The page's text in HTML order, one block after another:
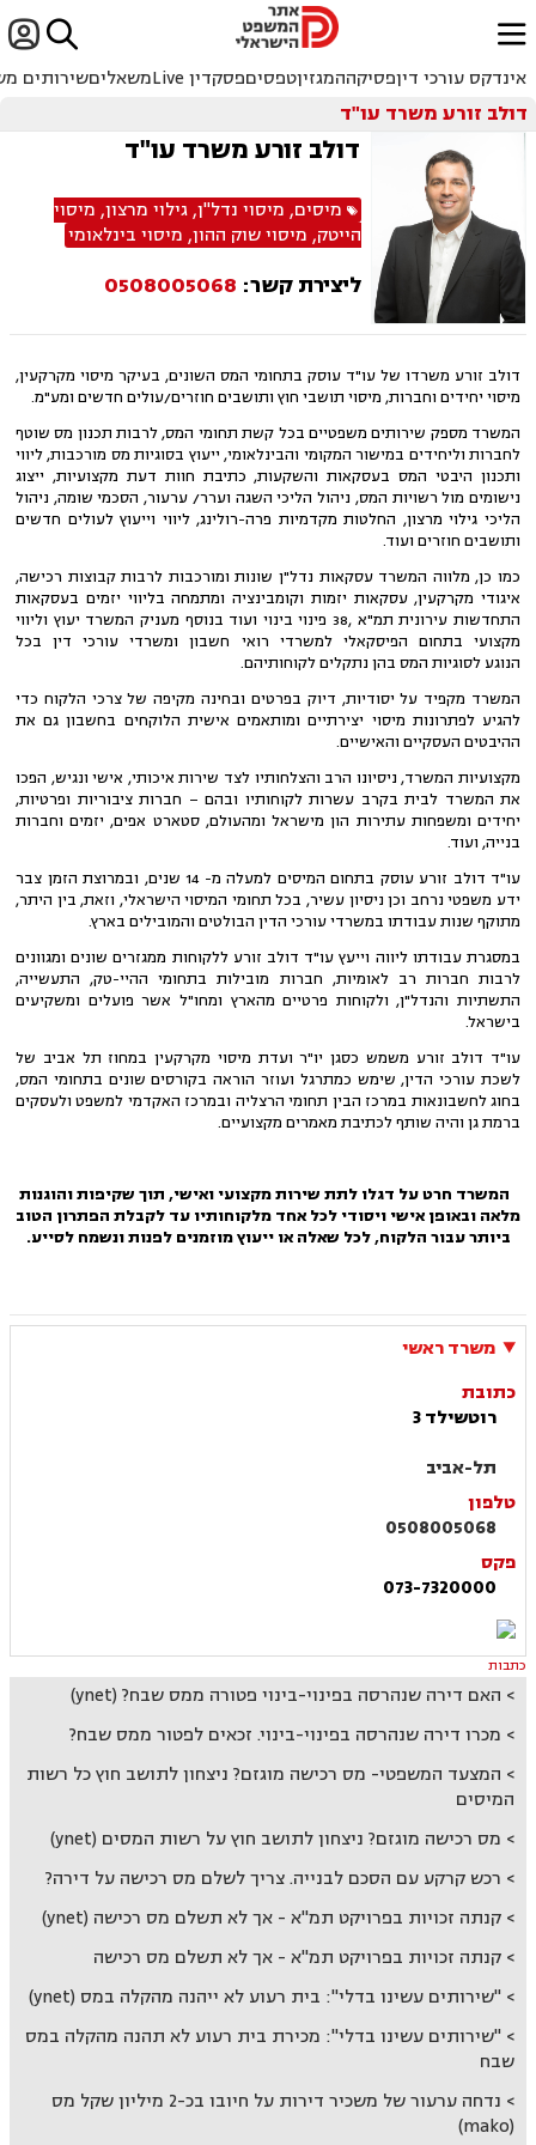

ﱐ
אינדקס עורכי דיןפסיקההמגזיןטפסיםפסקדין Live משאליםשירותים
דולב זורע משרד עו"ד
דולב זורע משרד עו"ד
מיסים, מיסוי נדל"ן,גילוי מרצון, מיסוי
הייטק, מיסוי שוק ההון, מיסוי בינלאומי
ליצירת קשר: 0508005068
דולב זורע משרדו של עו"ד עוסק בתחומי המס השונים, בעיקר מיסוי מקרקעין,
מיסוי יחידים וחברות, מיסוי תושבי חוץ ותושבים חוזרים/עולים חדשים ומע"מ.
המשרד מספק שירותים משפטיים בכל קשת תחומי המס, לרבות תכנון מס שוטף
לחברות וליחידים במישור המקומי והבינלאומי, ייעוץ בסוגיות מס מורכבות, ליווי
ותכנון היבטי המס בעסקאות והשקעות, כתיבת חוות דעת מקצועיות, ייצוג
נישומים מול רשויות המס, ניהול הליכי השגה וערר/ ערעור, הסכמי שומה, ניהול
הליכי גילוי מרצון, החלטות מקדמיות פרה-רולינג, ליווי וייעוץ לעולים חדשים
ותושבים חוזרים ועוד.
כמו כן, מלווה המשרד עסקאות נדל"ן שונות ומורכבות לרבות קבוצות רכישה,
איגודי מקרקעין, עסקאות יזמות וקומבינציה ומתמחה בליווי יזמים בעסקאות
התחדשות עירונית תמ"א ,38 פינוי בינוי ועוד בנוסף מעניק המשרד יעוץ וליווי
מקצועי בתחום הפיסקאלי למשרדי רואי חשבון ומשרדי עורכי דין בכל
הנוגע לסוגיות המס בהן נתקלים לקוחותיהם.
המשרד מקפיד על יסודיות, דיוק בפרטים ובחינה מקיפה של צרכי הלקוח כדי
להגיע לפתרונות מיסוי יצירתיים ומותאמים אישית הלוקחים בחשבון גם את
ההיבטים העסקיים והאישיים.
מקצועיות המשרד, ניסיונו הרב והצלחותיו לצד שירות איכותי, אישי ונגיש, הפכו
את המשרד לבית בקרב עשרות לקוחותיו ובהם – חברות ציבוריות ופרטיות,
יחידים ומשפחות עתירות הון מישראל ומהעולם, סטארט אפים, יזמים וחברות
בנייה, ועוד.
עו"ד דולב זורע עוסק בתחום המיסים למעלה מ- 14 שנים, ובמרוצת הזמן צבר
ידע משפטי נרחב וכן ניסיון עשיר, בכל תחומי המיסוי הישראלי, וזאת, בין היתר,
מתוקף שנות עבודתו במשרדי עורכי הדין הבולטים והמובילים בארץ.
במסגרת עבודתו ליווה וייעץ עו"ד דולב זורע ללקוחות ממגזרים שונים ומגוונים
לרבות חברות רב לאומיות, חברות מובילות בתחומי ההיי-טק, התעשייה,
התשתיות והנדל"ן, ולקוחות פרטיים מהארץ ומחו"ל אשר פועלים ומשקיעים
בישראל.
עו"ד דולב זורע משמש כסגן יו"ר ועדת מיסוי מקרקעין במחוז תל אביב של
לשכת עורכי הדין, שימש כמתרגל ועוזר הוראה בקורסים שונים בתחומי המס,
בחוג לחשבונאות במרכז הבין תחומי הרצליה ובמרכז האקדמי למשפט ולעסקים
ברמת גן והיה שותף לכתיבת מאמרים מקצועיים.
המשרד חרט על דגלו לתת שירות מקצועי ואישי, תוך שקיפות והוגנות
מלאה ובאופן אישי ויסודי לכל אחד מלקוחותיו עד לקבלת הפתרון הטוב
ביותר עבור הלקוח, לכל שאלה או ייעוץ מוזמנים לפנות ונשמח לסייע.
משרד ראשי
כתובת
רוטשילד 3
תל-אביב
טלפון
0508005068
פקס
073-7320000
כתבות
האם דירה שנהרסה בפינוי-בינוי פטורה ממס שבח? (ynet)
מכרו דירה שנהרסה בפינוי-בינוי. זכאים לפטור ממס שבח?
המצעד המשפטי- מס רכישה מוגזם? ניצחון לתושב חוץ כל רשות
המיסים
מס רכישה מוגזם? ניצחון לתושב חוץ על רשות המסים (ynet)
רכש קרקע עם הסכם לבנייה. צריך לשלם מס רכישה על דירה?
קנתה זכויות בפרויקט תמ"א - אך לא תשלם מס רכישה (ynet)
קנתה זכויות בפרויקט תמ"א - אך לא תשלם מס רכישה
"שירותים עשינו בדלי": בית רעוע לא ייהנה מהקלה במס (ynet)
"שירותים עשינו בדלי": מכירת בית רעוע לא תהנה מהקלה במס
שבח
נדחה ערעור של משכיר דירות על חיובו בכ-2 מיליון שקל מס
(mako)